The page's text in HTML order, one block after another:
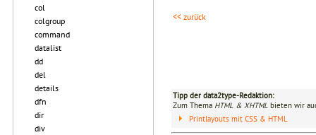
col
colgroup
command
datalist
dd
del
details
dfn
dir
div
<< zurück
Tipp der data2type-Redaktion:
Zum Thema HTML & XHTML bieten wir
Printlayouts mit CSS & HTML